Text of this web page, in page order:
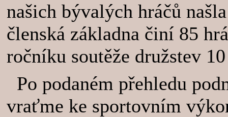
našich bývalých hráčů
členská základna činí 85
ročníku soutěže družstev
Po podaném přehledu
vraťme ke sportovním